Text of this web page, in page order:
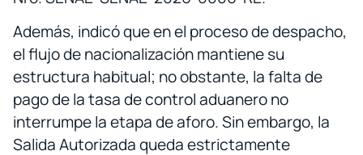
Además, indicó que en el proceso de despacho,
el flujo de nacionalización mantiene su
estructura habitual; no obstante, la falta de
pago de la tasa de control aduanero no
interrumpe la etapa de aforo. Sin embargo, la
Salida Autorizada queda estrictamente